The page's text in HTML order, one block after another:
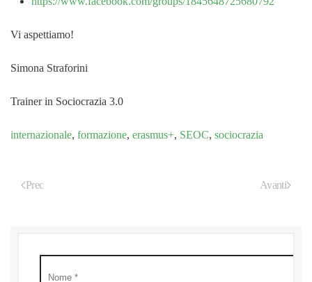
Vi aspettiamo!
Simona Straforini
Trainer in Sociocrazia 3.0
internazionale, formazione, erasmus+, SEOC, sociocrazia
Prec Avanti